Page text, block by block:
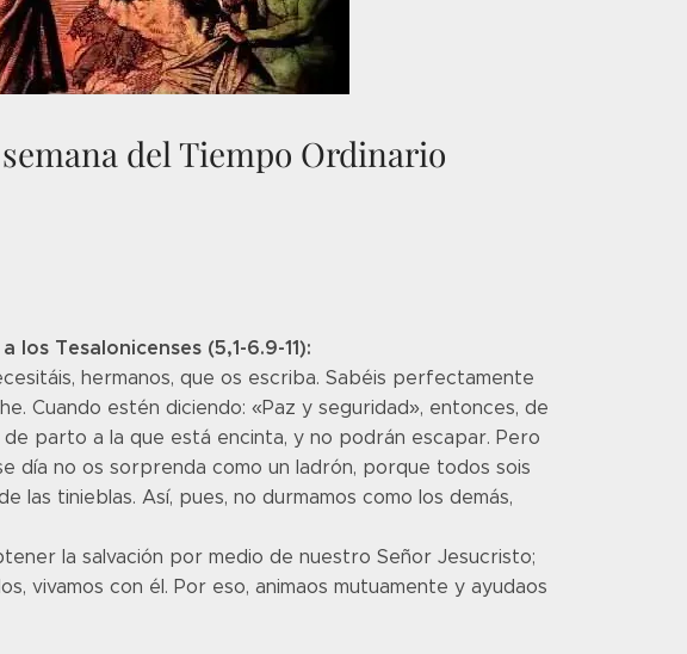
del Tiempo Ordinario
Tesalonicenses (5,1-6.9-11):
hermanos, que os escriba. Sabéis perfectamente
Cuando estén diciendo: «Paz y seguridad», entonces, de
parto a la que está encinta, y no podrán escapar. Pero
día no os sorprenda como un ladrón, porque todos sois
las tinieblas. Así, pues, no durmamos como los demás,
la salvación por medio de nuestro Señor Jesucristo;
vivamos con él. Por eso, animaos mutuamente y ayudaos